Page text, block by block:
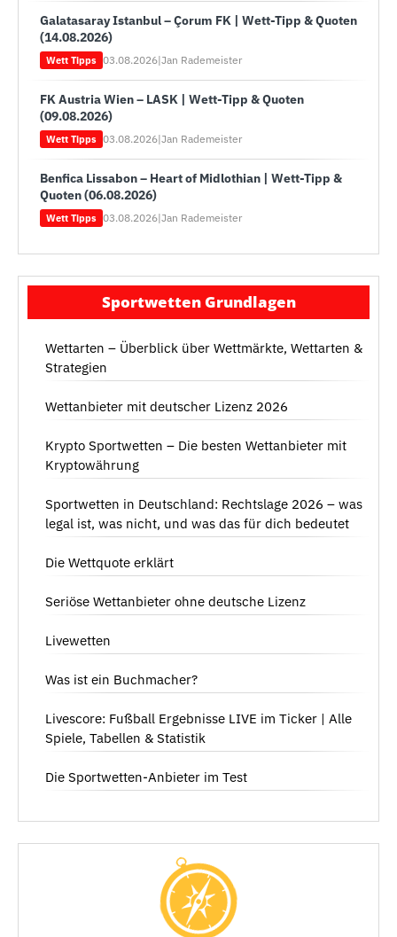
Galatasaray Istanbul – Çorum FK | Wett-Tipp & Quoten
(14.08.2026)
Wett Tipps 03.08.2026|Jan Rademeister
FK Austria Wien – LASK | Wett-Tipp & Quoten
(09.08.2026)
Wett Tipps 03.08.2026|Jan Rademeister
Benfica Lissabon – Heart of Midlothian | Wett-Tipp &
Quoten (06.08.2026)
Wett Tipps 03.08.2026|Jan Rademeister
Sportwetten Grundlagen
Wettarten – Überblick über Wettmärkte, Wettarten &
Strategien
Wettanbieter mit deutscher Lizenz 2026
Krypto Sportwetten – Die besten Wettanbieter mit
Kryptowährung
Sportwetten in Deutschland: Rechtslage 2026 – was
legal ist, was nicht, und was das für dich bedeutet
Die Wettquote erklärt
Seriöse Wettanbieter ohne deutsche Lizenz
Livewetten
Was ist ein Buchmacher?
Livescore: Fußball Ergebnisse LIVE im Ticker | Alle
Spiele, Tabellen & Statistik
Die Sportwetten-Anbieter im Test